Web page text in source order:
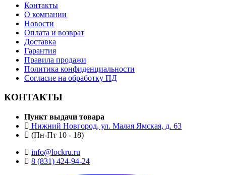
Контакты
О компании
Новости
Оплата и возврат
Доставка
Гарантия
Правила продажи
Политика конфиденциальности
Согласие на обработку ПД
КОНТАКТЫ
Пункт выдачи товара
Нижний Новгород, ул. Малая Ямская, д. 63
(Пн-Пт 10 - 18)
info@lockru.ru
8 (831) 424-94-24